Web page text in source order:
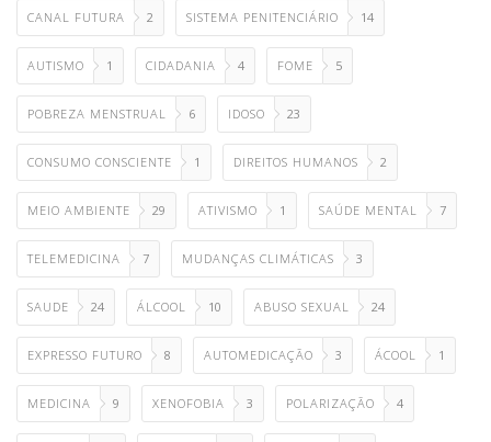
CANAL FUTURA 2 SISTEMA PENITENCIÁRIO 14
AUTISMO 1 CIDADANIA 4 FOME 5
POBREZA MENSTRUAL 6 IDOSO 23
CONSUMO CONSCIENTE 1 DIREITOS HUMANOS 2
MEIO AMBIENTE 29 ATIVISMO 1 SAÚDE MENTAL 7
TELEMEDICINA 7 MUDANÇAS CLIMÁTICAS 3
SAUDE 24 ÁLCOOL 10 ABUSO SEXUAL 24
EXPRESSO FUTURO 8 AUTOMEDICAÇÃO 3 ÁCOOL 1
MEDICINA 9 XENOFOBIA 3 POLARIZAÇÃO 4